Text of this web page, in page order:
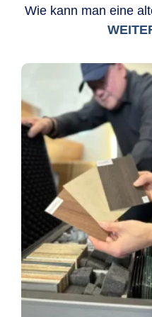
Wie kann man eine